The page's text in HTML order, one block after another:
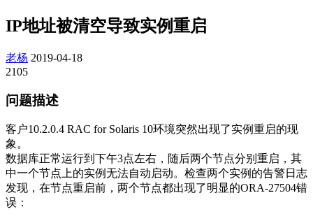
IP地址被清空导致实例重启
老杨 2019-04-18
2105
问题描述
客户10.2.0.4 RAC for Solaris 10环境突然出现了实例重启的现
象。
数据库正常运行到下午3点左右，随后两个节点分别重启，其
中一个节点上的实例无法自动启动。检查两个实例的告警日志
发现，在节点重启前，两个节点都出现了明显的ORA-27504错
误：